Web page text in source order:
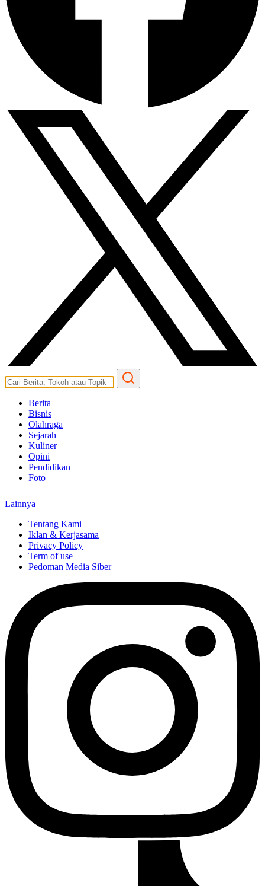
Berita
Bisnis
Olahraga
Sejarah
Kuliner
Opini
Pendidikan
Foto
Lainnya
Tentang Kami
Iklan & Kerjasama
Privacy Policy
Term of use
Pedoman Media Siber